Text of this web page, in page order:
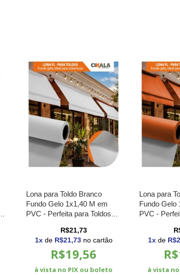
Lona para Toldo Branco
Fundo Gelo 1x1,40 M em
PVC - Perfeita para Toldos
R$21,73
1xde R$21,73no cartão
R$19,56
à vista no PIX ou boleto
Lona para
Fundo Gelo
PVC -
1xde
à vista